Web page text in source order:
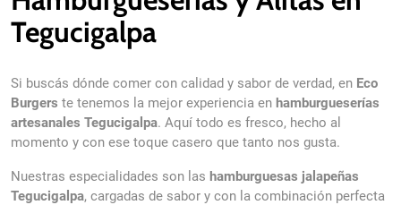
Tegucigalpa
Si buscás dónde comer con calidad y sabor de verdad, en Eco
Burgers te tenemos la mejor experiencia en hamburgueserías
artesanales Tegucigalpa. Aquí todo es fresco, hecho al
momento y con ese toque casero que tanto nos gusta.
Nuestras especialidades son las hamburguesas jalapeñas
Tegucigalpa, cargadas de sabor y con la combinación perfecta